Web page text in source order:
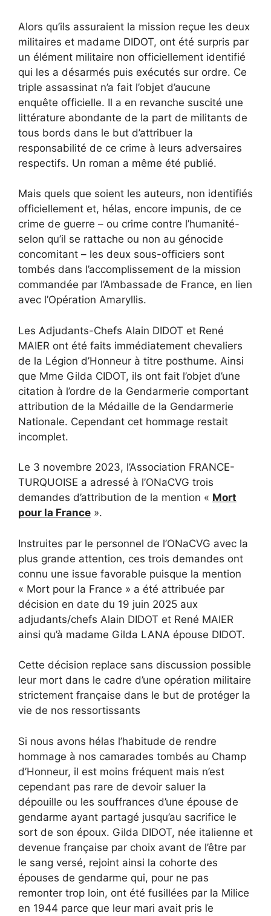
Alors qu’ils assuraient la mission reçue les deux
militaires et madame DIDOT, ont été surpris par
un élément militaire non officiellement identifié
qui les a désarmés puis exécutés sur ordre. Ce
triple assassinat n’a fait l’objet d’aucune
enquête officielle. Il a en revanche suscité une
littérature abondante de la part de militants de
tous bords dans le but d’attribuer la
responsabilité de ce crime à leurs adversaires
respectifs. Un roman a même été publié.
Mais quels que soient les auteurs, non identifiés
officiellement et, hélas, encore impunis, de ce
crime de guerre – ou crime contre l’humanité-
selon qu’il se rattache ou non au génocide
concomitant – les deux sous-officiers sont
tombés dans l’accomplissement de la mission
commandée par l’Ambassade de France, en lien
avec l’Opération Amaryllis.
Les Adjudants-Chefs Alain DIDOT et René
MAIER ont été faits immédiatement chevaliers
de la Légion d’Honneur à titre posthume. Ainsi
que Mme Gilda CIDOT, ils ont fait l’objet d’une
citation à l’ordre de la Gendarmerie comportant
attribution de la Médaille de la Gendarmerie
Nationale. Cependant cet hommage restait
incomplet.
Le 3 novembre 2023, l’Association FRANCE-
TURQUOISE a adressé à l’ONaCVG trois
demandes d’attribution de la mention « Mort
pour la France ».
Instruites par le personnel de l’ONaCVG avec la
plus grande attention, ces trois demandes ont
connu une issue favorable puisque la mention
« Mort pour la France » a été attribuée par
décision en date du 19 juin 2025 aux
adjudants/chefs Alain DIDOT et René MAIER
ainsi qu’à madame Gilda LANA épouse DIDOT.
Cette décision replace sans discussion possible
leur mort dans le cadre d’une opération militaire
strictement française dans le but de protéger la
vie de nos ressortissants
Si nous avons hélas l’habitude de rendre
hommage à nos camarades tombés au Champ
d’Honneur, il est moins fréquent mais n’est
cependant pas rare de devoir saluer la
dépouille ou les souffrances d’une épouse de
gendarme ayant partagé jusqu’au sacrifice le
sort de son époux. Gilda DIDOT, née italienne et
devenue française par choix avant de l’être par
le sang versé, rejoint ainsi la cohorte des
épouses de gendarme qui, pour ne pas
remonter trop loin, ont été fusillées par la Milice
en 1944 parce que leur mari avait pris le